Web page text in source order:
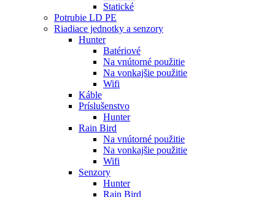
Statické
Potrubie LD PE
Riadiace jednotky a senzory
Hunter
Batériové
Na vnútorné použitie
Na vonkajšie použitie
Wifi
Káble
Príslušenstvo
Hunter
Rain Bird
Na vnútorné použitie
Na vonkajšie použitie
Wifi
Senzory
Hunter
Rain Bird